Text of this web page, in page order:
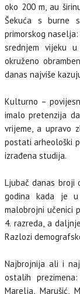
oko 200 m, au
Šekuća s burne
primorskog
srednjem vijeku
okruženo
danas najviše
Kulturno –
imalo pretenzija
vrijeme, a upravo
postati arheološki
izrađena studija.
Ljubač danas broji
godina kada je u
malobrojni učenici
4. razreda, a
Razlozi
Najbrojnija ali i
ostalih
Marelja, Marušić,